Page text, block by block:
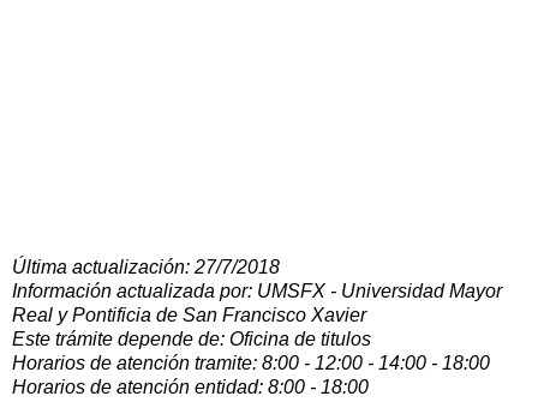
Última actualización: 27/7/2018
Información actualizada por: UMSFX - Universidad Mayor
Real y Pontificia de San Francisco Xavier
Este trámite depende de: Oficina de titulos
Horarios de atención tramite: 8:00 - 12:00 - 14:00 - 18:00
Horarios de atención entidad: 8:00 - 18:00